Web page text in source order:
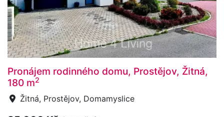
Pronájem rodinného domu, Prostějov, Žitná,
180 m2
Žitná, Prostějov, Domamyslice